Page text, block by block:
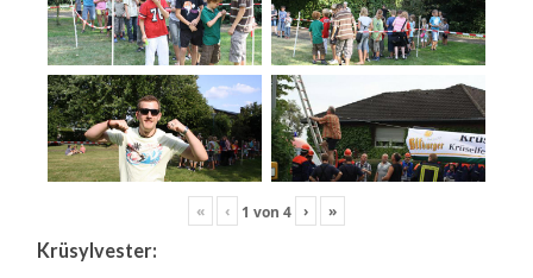
« ‹ 1 von 4 › »
Krüsylvester: